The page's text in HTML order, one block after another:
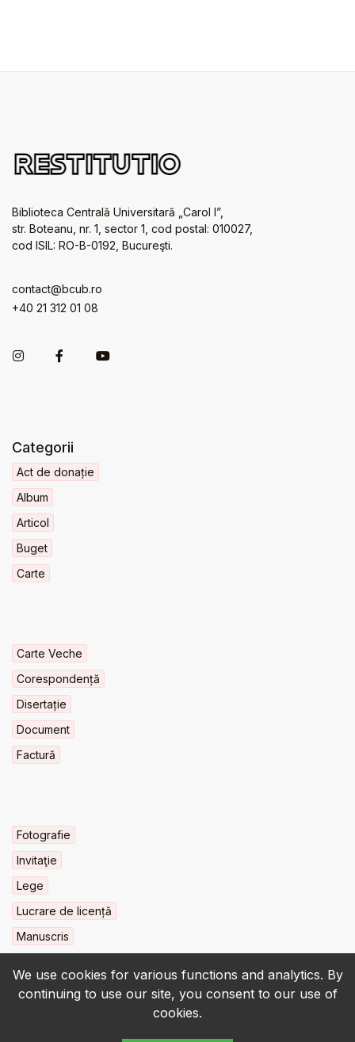
We use cookies for various functions and analytics. By
continuing to use our site, you consent to our use of
cookies.
Biblioteca Centrală Universitară „Carol I”,
str. Boteanu, nr. 1, sector 1, cod postal: 010027,
cod ISIL: RO-B-0192, Bucureşti.
contact@bcub.ro
+40 21 312 01 08
Categorii
Act de donație
Album
Articol
Buget
Carte
Carte Veche
Corespondență
Disertație
Document
Factură
Fotografie
Invitaţie
Lege
Lucrare de licență
Manuscris